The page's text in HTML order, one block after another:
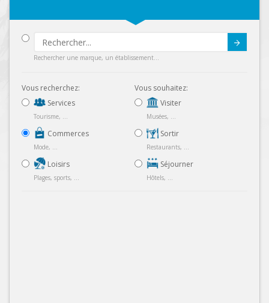
Rechercher une marque, un établissement...
Vous recherchez:
Services
Tourisme, ...
Commerces
Mode, ...
Loisirs
Plages, sports, ...
Vous souhaitez:
Visiter
Musées, ...
Sortir
Restaurants, ...
Séjourner
Hôtels, ...